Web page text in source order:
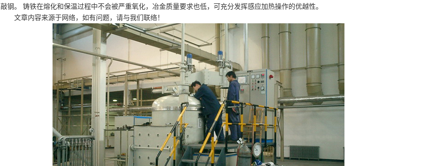
敲钢。 铸铁在熔化和保温过程中不会被严重氧化，冶金质量要求也低，可充分发挥感应加热操作的优越性。
文章内容来源于网络，如有问题，请与我们联络！